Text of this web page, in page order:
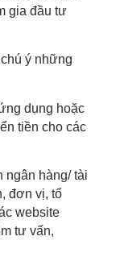
gia đầu tư
ý những
dụng hoặc
tiền cho các
ngân hàng/ tài
đơn vị, tổ
website
tư vấn,